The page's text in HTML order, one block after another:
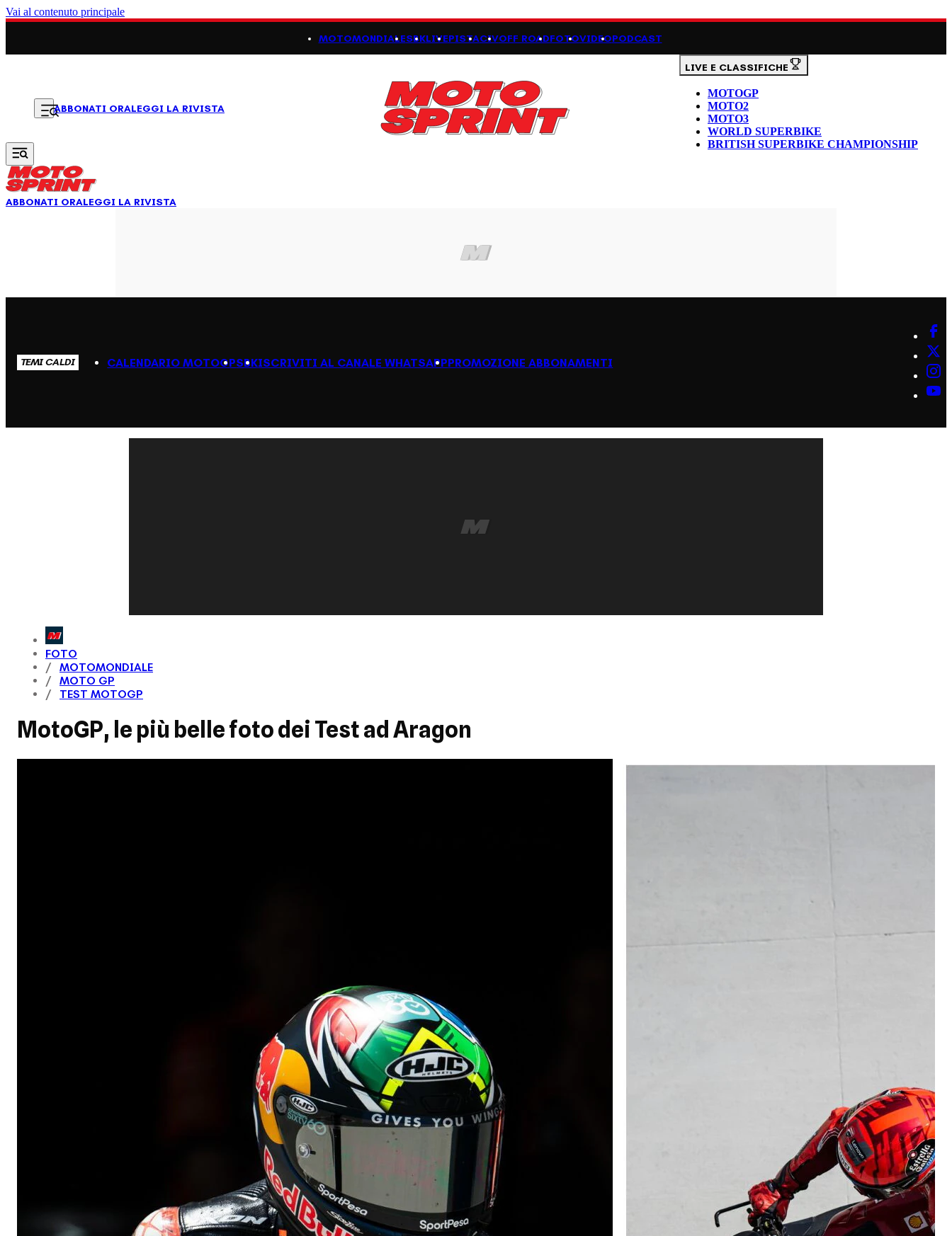
Vai al contenuto principale
MOTOMONDIALESBKLIVEPISTACIVOFF ROADFOTOVIDEOPODCAST
ABBONATI ORALEGGI LA RIVISTA
LIVE E CLASSIFICHE
MOTOGP
MOTO2
MOTO3
WORLD SUPERBIKE
BRITISH SUPERBIKE CHAMPIONSHIP
ABBONATI ORALEGGI LA RIVISTA
TEMI CALDI CALENDARIO MOTOGPSBKISCRIVITI AL CANALE WHATSAPPPROMOZIONE ABBONAMENTI
FOTO
MOTOMONDIALE
MOTO GP
TEST MOTOGP
MotoGP, le più belle foto dei Test ad Aragon